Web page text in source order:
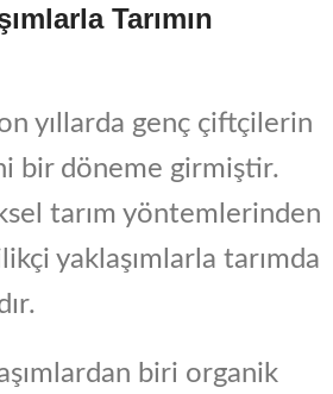
Tarımın
yıllarda genç çiftçilerin
bir döneme girmiştir.
tarım yöntemlerinden
yaklaşımlarla tarımda
biri organik